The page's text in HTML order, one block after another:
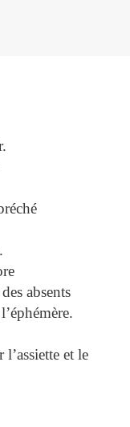
absents
et le